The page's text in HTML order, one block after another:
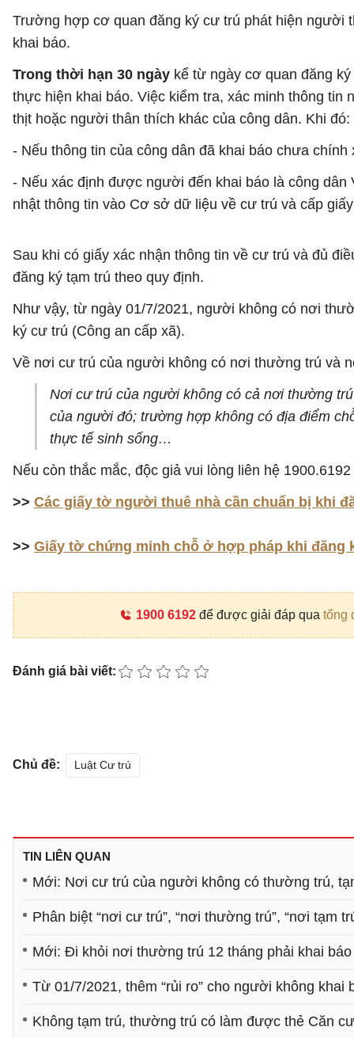
Trường hợp cơ quan đăng ký cư trú phát hiện người
khai báo.
Trong thời hạn 30 ngày kể từ ngày cơ quan đăng
thực hiện khai báo. Việc kiểm tra, xác minh thông
thịt hoặc người thân thích khác của công dân. Khi đó:
- Nếu thông tin của công dân đã khai báo chưa
- Nếu xác định được người đến khai báo là công
nhật thông tin vào Cơ sở dữ liệu về cư trú và cấp
Sau khi có giấy xác nhận thông tin về cư trú và đủ
đăng ký tạm trú theo quy định.
Như vậy, từ ngày 01/7/2021, người không có nơi
ký cư trú (Công an cấp xã).
Về nơi cư trú của người không có nơi thường trú và
Nơi cư trú của người không có cả nơi thường
của người đó; trường hợp không có địa điểm
thực tế sinh sống…
Nếu còn thắc mắc, độc giả vui lòng liên hệ
>> Các giấy tờ người thuê nhà cần chuẩn bị khi
>> Giấy tờ chứng minh chỗ ở hợp pháp khi đăng
1900 6192để được giải đáp qua tổng
Đánh giá bài viết:
Chủ đề: Luật Cư trú
TIN LIÊN QUAN
Mới: Nơi cư trú của người không có thường trú,
Phân biệt “nơi cư trú”, “nơi thường trú”, “nơi tạm
Mới: Đi khỏi nơi thường trú 12 tháng phải khai
Từ 01/7/2021, thêm “rủi ro” cho người không khai
Không tạm trú, thường trú có làm được thẻ Căn